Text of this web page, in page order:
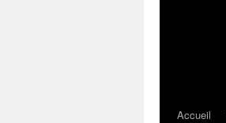
Accueil